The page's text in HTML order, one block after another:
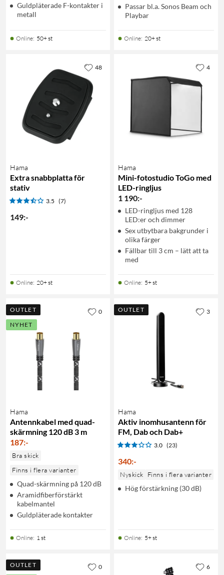
Guldpläterade F-kontakter i
metall
Online: 50+ st
Passar bl.a. Sonos Beam och
Playbar
Online: 20+ st
Hama
Extra snabbplatta för
stativ
3.5 (7)
149:-
Online: 20+ st
48
Hama
Mini-fotostudio ToGo med
LED-ringljus
1 190:-
LED-ringljus med 128
LED:er och dimmer
Sex utbytbara bakgrunder i
olika färger
Fällbar till 3 cm – lätt att ta
med
Online: 5+ st
4
OUTLET
NYHET
Hama
Antennkabel med quad-
skärmning 120 dB 3 m
187:-
Bra skick
Finns i flera varianter
Quad-skärmning på 120 dB
Aramidfiberförstärkt
kabelmantel
Guldpläterade kontakter
Online: 1 st
0 OUTLET
Hama
Aktiv inomhusantenn för
FM, Dab och Dab+
3.0 (23)
340:-
Nyskick Finns i flera varianter
Hög förstärkning (30 dB)
Online: 5+ st
3
OUTLET
0 6